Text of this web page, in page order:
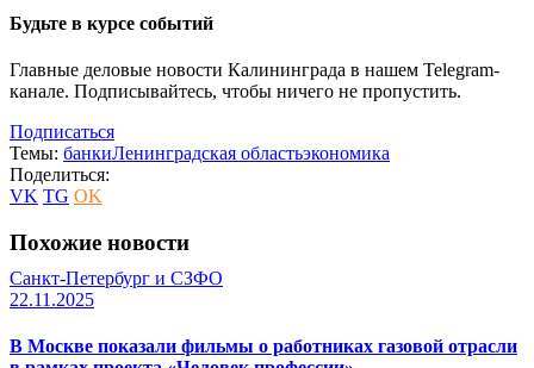
Будьте в курсе событий
Главные деловые новости Калининграда в нашем Telegram-
канале. Подписывайтесь, чтобы ничего не пропустить.
Подписаться
Темы: банкиЛенинградская областьэкономика
Поделиться:
VK TG OK
Похожие новости
Санкт-Петербург и СЗФО
22.11.2025
В Москве показали фильмы о работниках газовой отрасли